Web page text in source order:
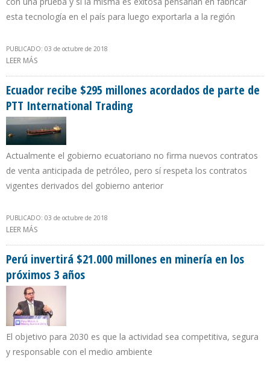
esta tecnología en el país para luego exportarla a la región
PUBLICADO: 03 de octubre de 2018
LEER MÁS
Ecuador recibe $295 millones acordados de parte de
PTT International Trading
Actualmente el gobierno ecuatoriano no firma nuevos contratos
de venta anticipada de petróleo, pero sí respeta los contratos
vigentes derivados del gobierno anterior
PUBLICADO: 03 de octubre de 2018
LEER MÁS
Perú invertirá $21.000 millones en minería en los
próximos 3 años
El objetivo para 2030 es que la actividad sea competitiva, segura
y responsable con el medio ambiente